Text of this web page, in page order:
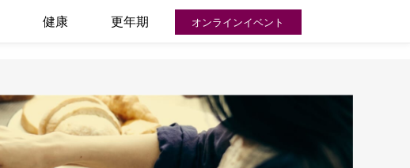
健康 更年期 オンラインイベント